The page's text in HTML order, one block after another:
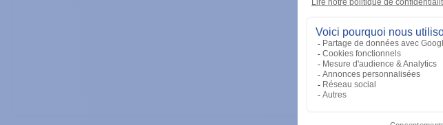
Accessoires général
UHF 3.5dB
Antenna, 470-